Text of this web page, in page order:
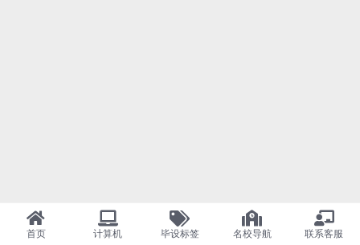
首页 计算机 毕设标签 名校导航 联系客服